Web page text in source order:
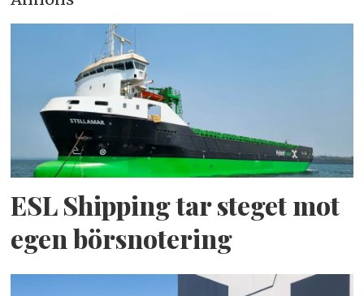
ESL Shipping tar steget mot
egen börsnotering